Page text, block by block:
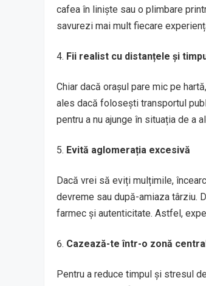
cafea în liniște sau o plimbare
savurezi mai mult fiecare
Fii realist cu distanțele și
Chiar dacă orașul pare mic pe
ales dacă folosești transportul
pentru a nu ajunge în situația de a
Evită aglomerația excesivă
Dacă vrei să eviți mulțimile,
devreme sau după-amiaza târziu.
farmec și autenticitate. Astfel,
Cazează-te într-o zonă
Pentru a reduce timpul și stresul